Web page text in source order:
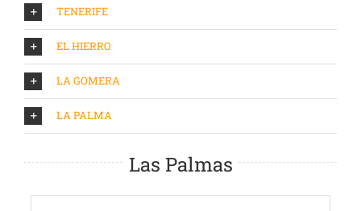
TENERIFE
EL HIERRO
LA GOMERA
LA PALMA
Las Palmas